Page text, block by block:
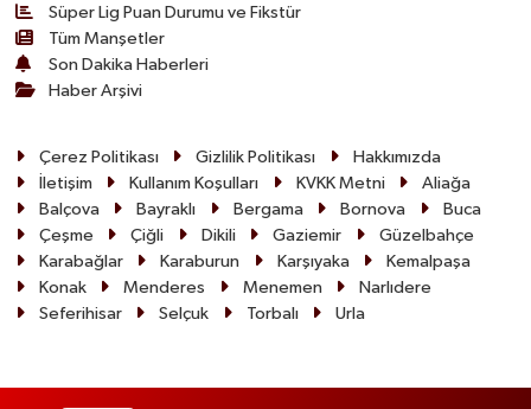
Süper Lig Puan Durumu ve Fikstür
Tüm Manşetler
Son Dakika Haberleri
Haber Arşivi
Çerez Politikası Gizlilik Politikası
Hakkımızda
İletişim
Kullanım Koşulları KVKK Metni
Aliağa
Balçova
Bayraklı Bergama Bornova
Buca
Çeşme
Çiğli Dikili Gaziemir
Güzelbahçe
Karabağlar
Karaburun Karşıyaka
Kemalpaşa
Konak
Menderes Menemen
Narlıdere
Seferihisar
Selçuk Torbalı Urla